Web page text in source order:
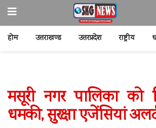
होम उत्तराखण्ड उत्तरप्रदेश राष्ट्रीय
मसूरी नगर पालिका को
धमकी, सुरक्षा एजेंसियां